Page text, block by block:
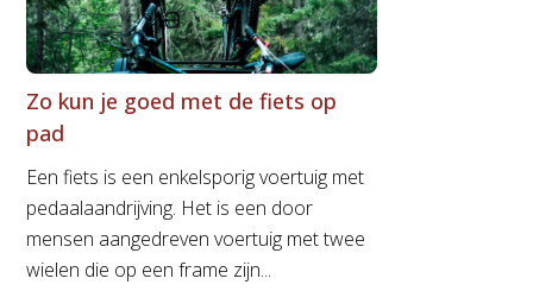
Zo kun je goed met de fiets op
pad
Een fiets is een enkelsporig voertuig met
pedaalaandrijving. Het is een door
mensen aangedreven voertuig met twee
wielen die op een frame zijn...